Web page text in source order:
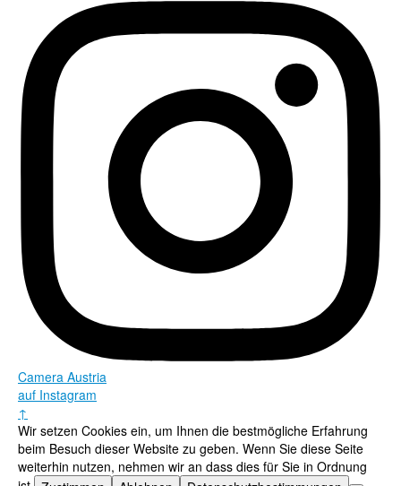
Camera Austria
auf Instagram
↑
Wir setzen Cookies ein, um Ihnen die bestmögliche Erfahrung
beim Besuch dieser Website zu geben. Wenn Sie diese Seite
weiterhin nutzen, nehmen wir an dass dies für Sie in Ordnung